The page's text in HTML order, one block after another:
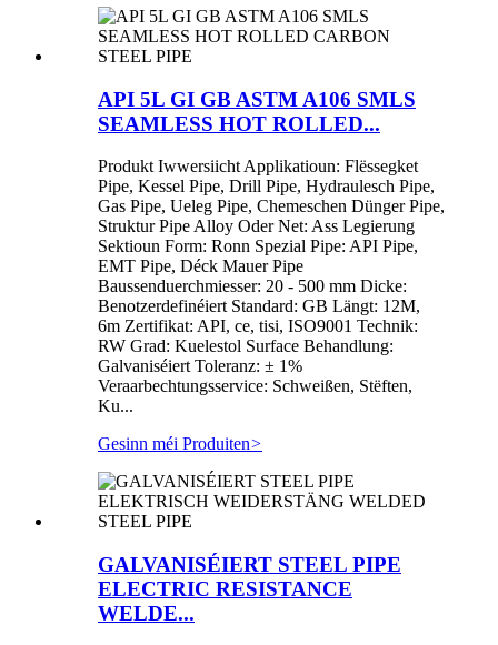
API 5L GI GB ASTM A106 SMLS
SEAMLESS HOT ROLLED...
Produkt Iwwersiicht Applikatioun: Flëssegket
Pipe, Kessel Pipe, Drill Pipe, Hydraulesch Pipe,
Gas Pipe, Ueleg Pipe, Chemeschen Dünger Pipe,
Struktur Pipe Alloy Oder Net: Ass Legierung
Sektioun Form: Ronn Spezial Pipe: API Pipe,
EMT Pipe, Déck Mauer Pipe
Baussenduerchmiesser: 20 - 500 mm Dicke:
Benotzerdefinéiert Standard: GB Längt: 12M,
6m Zertifikat: API, ce, tisi, ISO9001 Technik:
RW Grad: Kuelestol Surface Behandlung:
Galvaniséiert Toleranz: ± 1%
Veraarbechtungsservice: Schweißen, Stëften,
Ku...
Gesinn méi Produiten>
GALVANISÉIERT STEEL PIPE
ELECTRIC RESISTANCE
WELDE...